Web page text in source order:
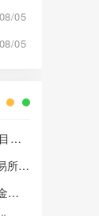
08/05
08/05
，
所，
盘